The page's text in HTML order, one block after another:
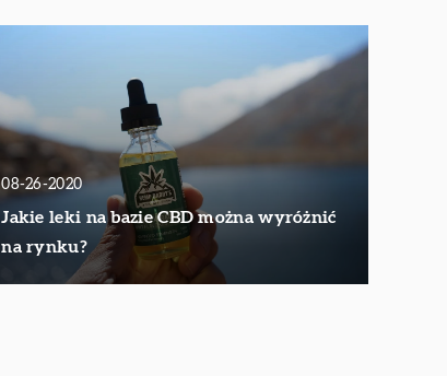
08-26-2020
Jakie leki na bazie CBD można wyróżnić
na rynku?